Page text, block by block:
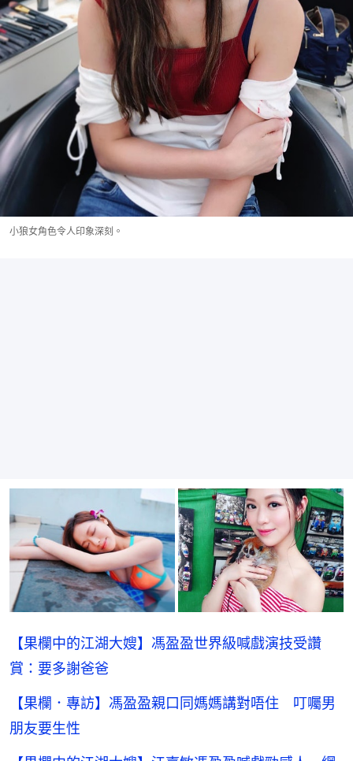
小狼女角色令人印象深刻。
【果欄中的江湖大嫂】馮盈盈世界級喊戲演技受讚
賞：要多謝爸爸
【果欄．專訪】馮盈盈親口同媽媽講對唔住 叮囑男
朋友要生性